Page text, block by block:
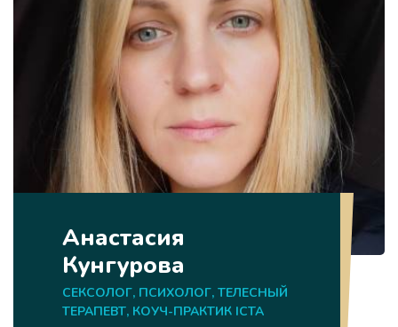
Анастасия
Кунгурова
СЕКСОЛОГ, ПСИХОЛОГ, ТЕЛЕСНЫЙ
ТЕРАПЕВТ, КОУЧ-ПРАКТИК ICTA